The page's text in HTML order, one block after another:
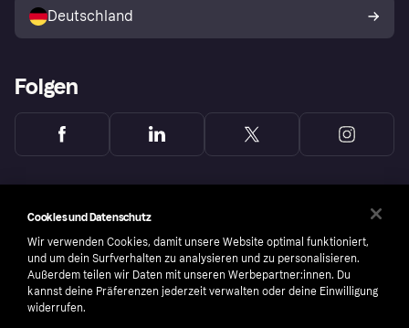
Käuferschutzrichtlinie
Deutschland
Folgen
Cookies und Datenschutz
Wir verwenden Cookies, damit unsere Website optimal funktioniert,
und um dein Surfverhalten zu analysieren und zu personalisieren.
Außerdem teilen wir Daten mit unseren Werbepartner:innen. Du
kannst deine Präferenzen jederzeit verwalten oder deine Einwilligung
widerrufen.